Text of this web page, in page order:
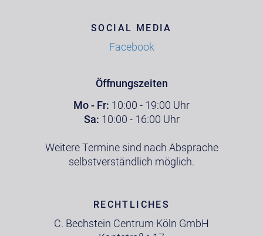
SOCIAL MEDIA
Facebook
Öffnungszeiten
Mo - Fr: 10:00 - 19:00 Uhr
Sa: 10:00 - 16:00 Uhr
Weitere Termine sind nach Absprache
selbstverständlich möglich.
RECHTLICHES
C. Bechstein Centrum Köln GmbH